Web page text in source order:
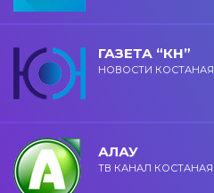
ГАЗЕТА “КН”
НОВОСТИ КОСТАНАЯ
АЛАУ
ТВ КАНАЛ КОСТАНАЯ